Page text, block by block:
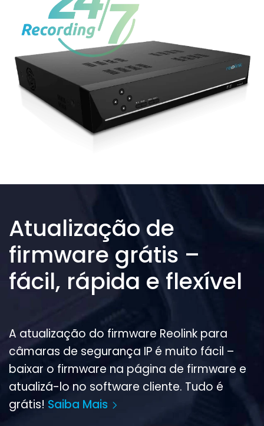
Atualização de
firmware grátis –
fácil, rápida e flexível
A atualização do firmware Reolink para
câmaras de segurança IP é muito fácil –
baixar o firmware na página de firmware e
atualizá-lo no software cliente. Tudo é
grátis! Saiba Mais